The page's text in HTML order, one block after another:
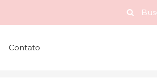
Contato